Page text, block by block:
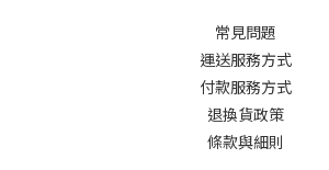
常見問題
運送服務方式
付款服務方式
退換貨政策
條款與細則